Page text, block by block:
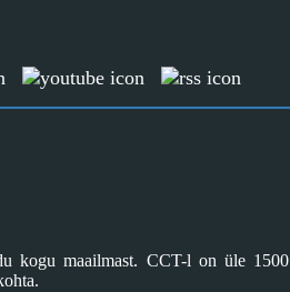
kogu maailmast. CCT-l on üle 1500